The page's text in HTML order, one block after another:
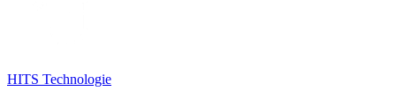
HITS Technologie